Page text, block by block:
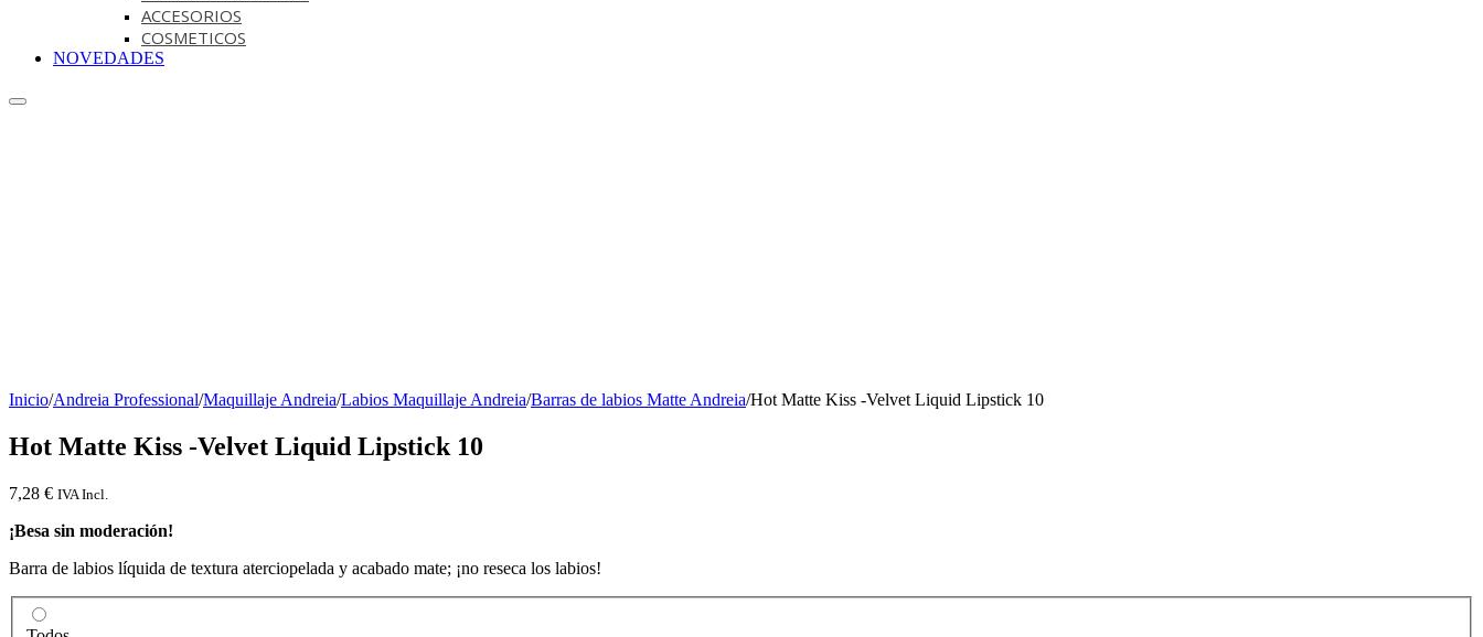
ACCESORIOS
COSMETICOS
NOVEDADES
Inicio/Andreia Professional/Maquillaje Andreia/Labios Maquillaje Andreia/Barras de labios Matte Andreia/Hot Matte Kiss -Velvet Liquid Lipstick 10
Hot Matte Kiss -Velvet Liquid Lipstick 10
7,28 € IVA Incl.
¡Besa sin moderación!
Barra de labios líquida de textura aterciopelada y acabado mate; ¡no reseca los labios!